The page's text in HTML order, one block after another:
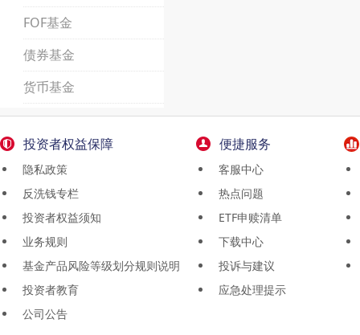
FOF基金
债券基金
货币基金
投资者权益保障
隐私政策
反洗钱专栏
投资者权益须知
业务规则
基金产品风险等级划分规则说明
投资者教育
公司公告
便捷服务
客服中心
热点问题
ETF申赎清单
下载中心
投诉与建议
应急处理提示